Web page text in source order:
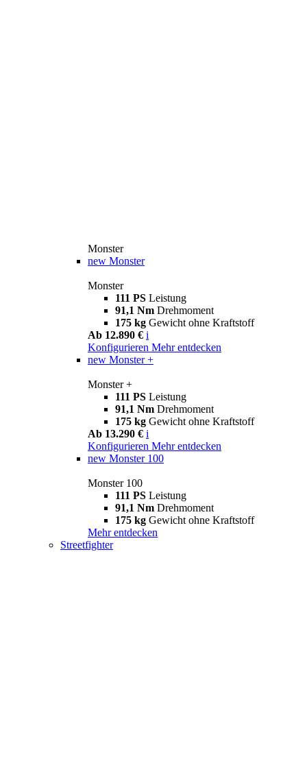
Monster
new Monster
Monster
111 PS Leistung
91,1 Nm Drehmoment
175 kg Gewicht ohne Kraftstoff
Ab 12.890 € i
Konfigurieren Mehr entdecken
new Monster +
Monster +
111 PS Leistung
91,1 Nm Drehmoment
175 kg Gewicht ohne Kraftstoff
Ab 13.290 € i
Konfigurieren Mehr entdecken
new Monster 100
Monster 100
111 PS Leistung
91,1 Nm Drehmoment
175 kg Gewicht ohne Kraftstoff
Mehr entdecken
Streetfighter